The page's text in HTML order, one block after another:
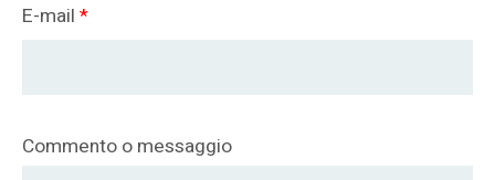
E-mail *
Commento o messaggio